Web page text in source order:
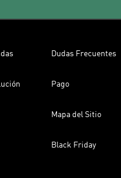
Dudas Frecuentes
Pago
Mapa del Sitio
Black Friday